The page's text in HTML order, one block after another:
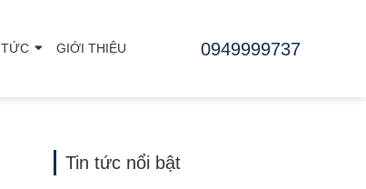
GIỚI THIỆU 0949999737
Tin tức nổi bật